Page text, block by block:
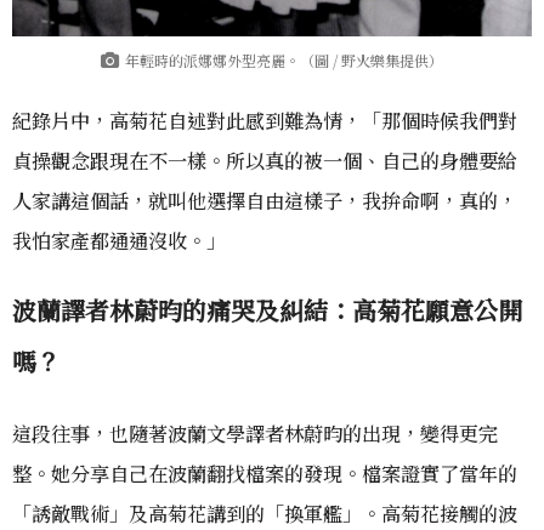
年輕時的派娜娜外型亮麗。（圖 / 野火樂集提供）
紀錄片中，高菊花自述對此感到難為情，「那個時候我們對
貞操觀念跟現在不一樣。所以真的被一個、自己的身體要給
人家講這個話，就叫他選擇自由這樣子，我拚命啊，真的，
我怕家產都通通沒收。」
波蘭譯者林蔚昀的痛哭及糾結：高菊花願意公開
嗎？
這段往事，也隨著波蘭文學譯者林蔚昀的出現，變得更完
整。她分享自己在波蘭翻找檔案的發現。檔案證實了當年的
「誘敵戰術」及高菊花講到的「換軍艦」。高菊花接觸的波